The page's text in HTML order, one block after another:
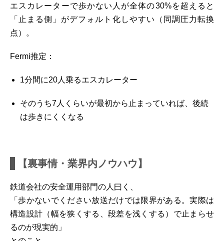
エスカレーターで歩かない人が全体の30%を超えると
「止まる側」がデフォルト化しやすい（同調圧力転換
点）。
Fermi推定：
1分間に20人乗るエスカレーター
そのうち7人くらいが最初から止まっていれば、後続
は歩きにくくなる
【裏事情・業界内ノウハウ】
鉄道会社の安全運用部門の人曰く、
「歩かないでください放送だけでは限界がある。実際は
構造設計（幅を狭くする、段差を浅くする）で止まらせ
るのが現実的」